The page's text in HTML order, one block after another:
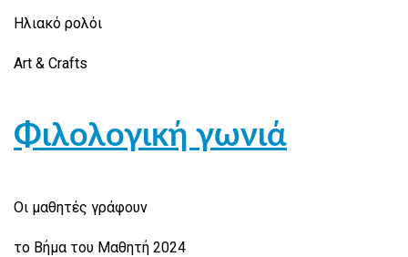
Ηλιακό ρολόι
Art & Crafts
Φιλολογική γωνιά
Οι μαθητές γράφουν
το Βήμα του Μαθητή 2024